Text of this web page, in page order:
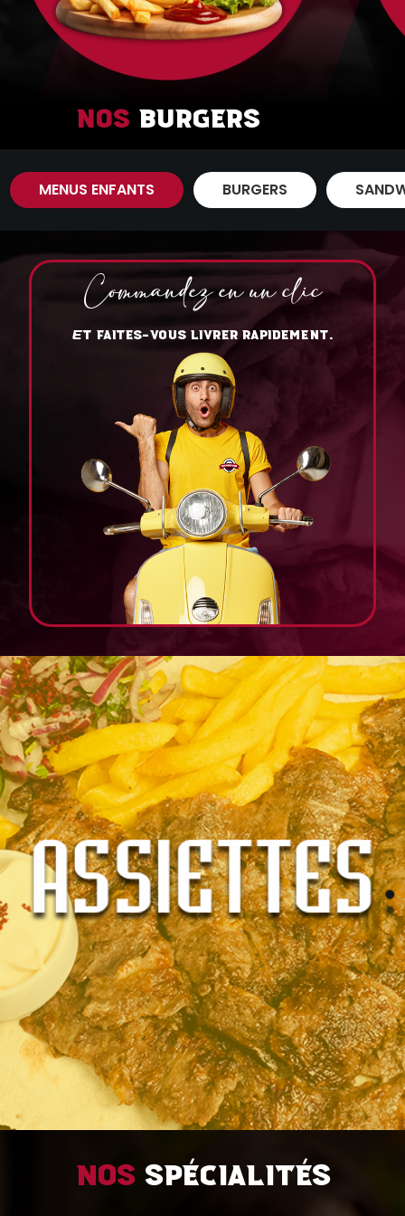
Nos Burgers
MENUS ENFANTS BURGERS
Commandez en un clic
ET FAITES-VOUS LIVRER RAPIDEMENT.
Nosspécialités